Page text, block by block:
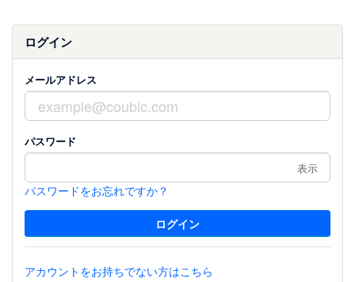
ログイン
メールアドレス
パスワード
表示
パスワードをお忘れですか？
アカウントをお持ちでない方はこちら